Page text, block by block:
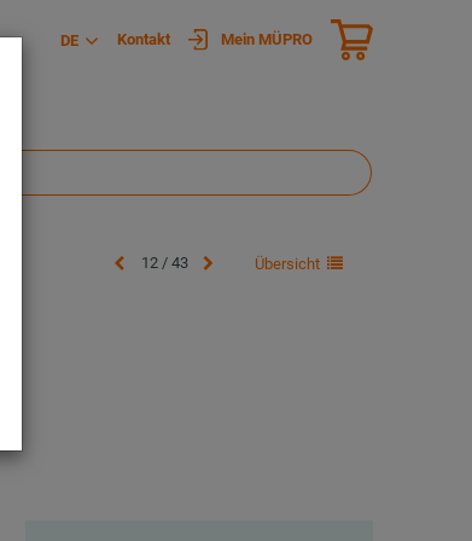
DE Kontakt Mein MÜPRO
12 / 43 Übersicht